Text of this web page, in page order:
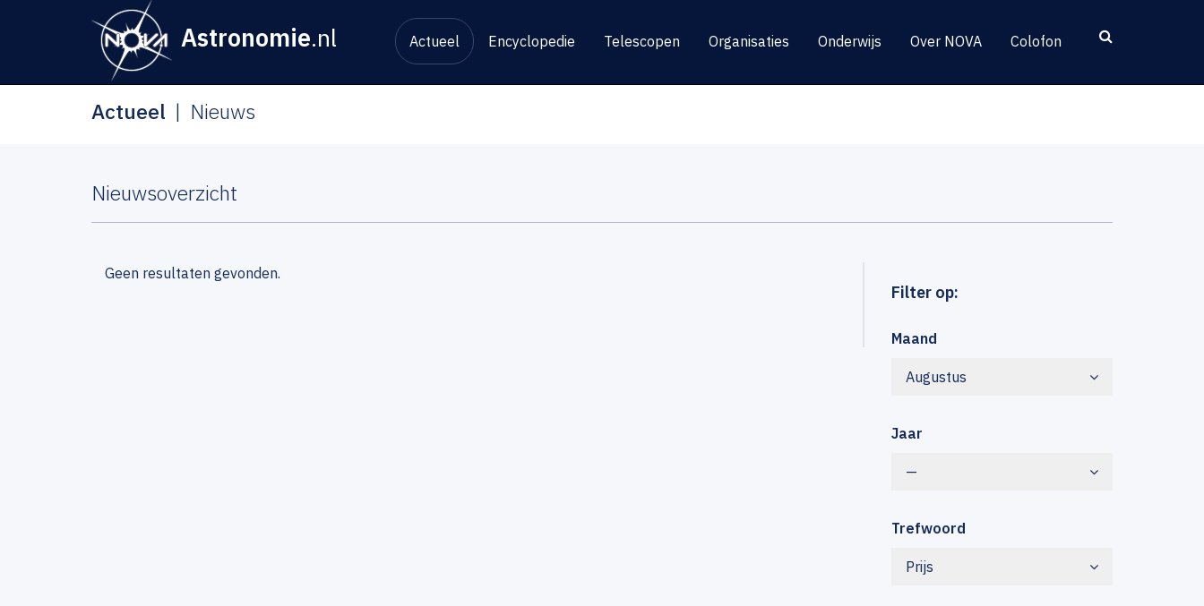
Astronomie.nl Actueel Encyclopedie Telescopen Organisaties Onderwijs Over NOVA Colofon
Actueel Nieuws
Nieuwsoverzicht
Filter op:
Maand
Augustus
Jaar
—
Trefwoord
Prijs
Geen resultaten gevonden.